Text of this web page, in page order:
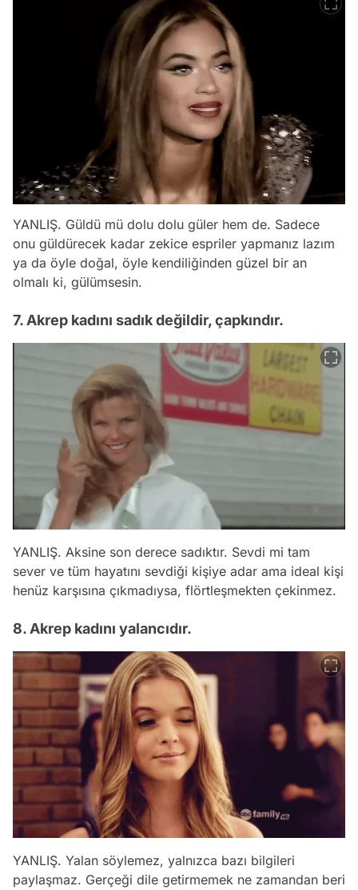
YANLIŞ. Güldü mü dolu dolu güler hem de. Sadece
onu güldürecek kadar zekice espriler yapmanız lazım
ya da öyle doğal, öyle kendiliğinden güzel bir an
olmalı ki, gülümsesin.
7. Akrep kadını sadık değildir, çapkındır.
YANLIŞ. Aksine son derece sadıktır. Sevdi mi tam
sever ve tüm hayatını sevdiği kişiye adar ama ideal kişi
henüz karşısına çıkmadıysa, flörtleşmekten çekinmez.
8. Akrep kadını yalancıdır.
YANLIŞ. Yalan söylemez, yalnızca bazı bilgileri
paylaşmaz. Gerçeği dile getirmemek ne zamandan beri